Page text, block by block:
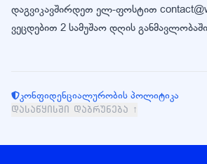
დაგვიკავშირდეთ ელ-ფოსტით
ვეცდებით 2 სამუშაო დღის
კონფიდენციალურობის პოლიტიკა
დასაწყისში დაბრუნება ↑